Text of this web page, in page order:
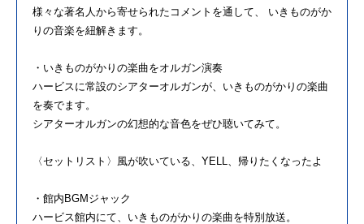
様々な著名人から寄せられたコメントを通して、 いきものがか
りの音楽を紐解きます。
・いきものがかりの楽曲をオルガン演奏
ハービスに常設のシアターオルガンが、いきものがかりの楽曲
を奏でます。
シアターオルガンの幻想的な音色をぜひ聴いてみて。
〈セットリスト〉風が吹いている、YELL、帰りたくなったよ
・館内BGMジャック
ハービス館内にて、いきものがかりの楽曲を特別放送。